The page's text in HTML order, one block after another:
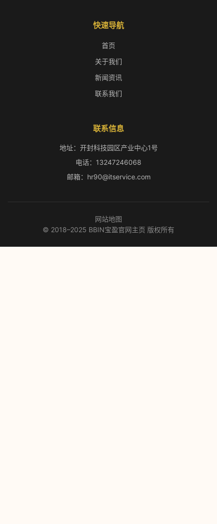
快速导航
首页
关于我们
新闻资讯
联系我们
联系信息
地址：开封科技园区产业中心1号
电话：13247246068
邮箱：hr90@itservice.com
网站地图
© 2018–2025 BBIN宝盈官网主页 版权所有